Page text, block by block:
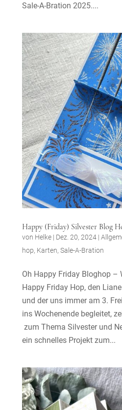
Sale-A-Bration 2025....
Happy (Friday) Silvester Blog
von Helke| Dez. 20, 2024|
hop, Karten, Sale-A-Bration
Oh Happy Friday Bloghop –
Happy Friday Hop, den
und der uns immer am 3.
ins Wochenende begleitet,
zum Thema Silvester und
ein schnelles Projekt zum...